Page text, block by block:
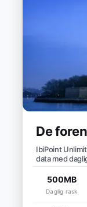
De
IbiPoint
data med
500MB
Daglig rask